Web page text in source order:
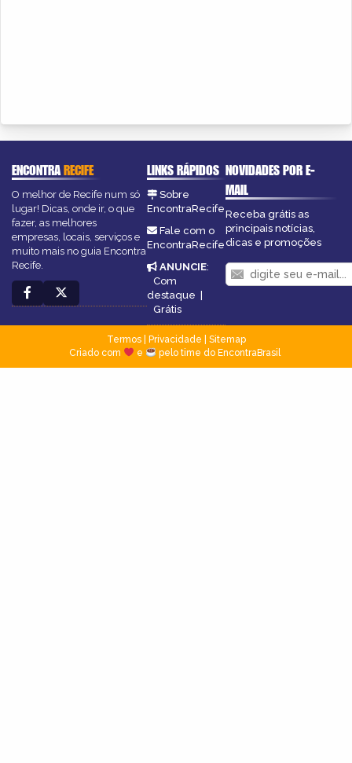
ENCONTRARECIFE
O melhor de Recife num só
lugar! Dicas, onde ir, o que
fazer, as melhores
empresas, locais, serviços e
muito mais no guia Encontra
Recife.
LINKS RÁPIDOS
Sobre
EncontraRecife
Fale com o
EncontraRecife
ANUNCIE:
Com
destaque |
Grátis
NOVIDADES POR E-
MAIL
Receba grátis as
principais notícias,
dicas e promoções
Termos| Privacidade
Sitemap
Criado com
e pelo time do EncontraBrasil